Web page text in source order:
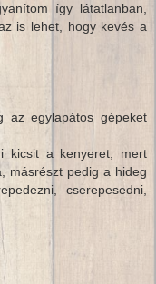
így látatlanban,
is lehet, hogy kevés a
az egylapátos gépeket
kicsit a kenyeret, mert
másrészt pedig a hideg
cserepesedni,